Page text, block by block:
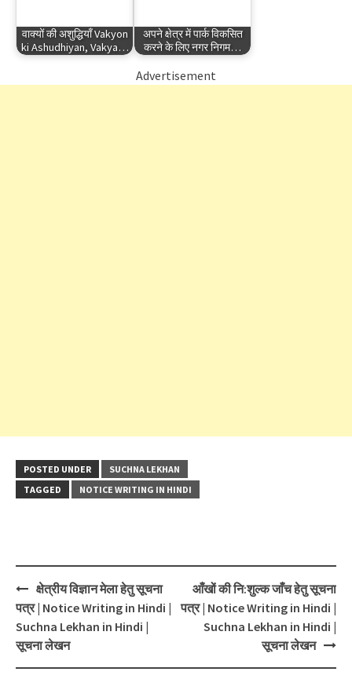
वाक्यों की अशुद्धियाँ Vakyon
ki Ashudhiyan, Vakya…
अपने क्षेत्र में पार्क विकसित
करने के लिए नगर निगम…
Advertisement
POSTED UNDER
SUCHNA LEKHAN
TAGGED
NOTICE WRITING IN HINDI
Post
navigation
क्षेत्रीय विज्ञान मेला हेतु सूचना
पत्र | Notice Writing in Hindi |
Suchna Lekhan in Hindi |
सूचना लेखन
आँखों की नि:शुल्क जाँच हेतु सूचना
पत्र | Notice Writing in Hindi |
Suchna Lekhan in Hindi |
सूचना लेखन